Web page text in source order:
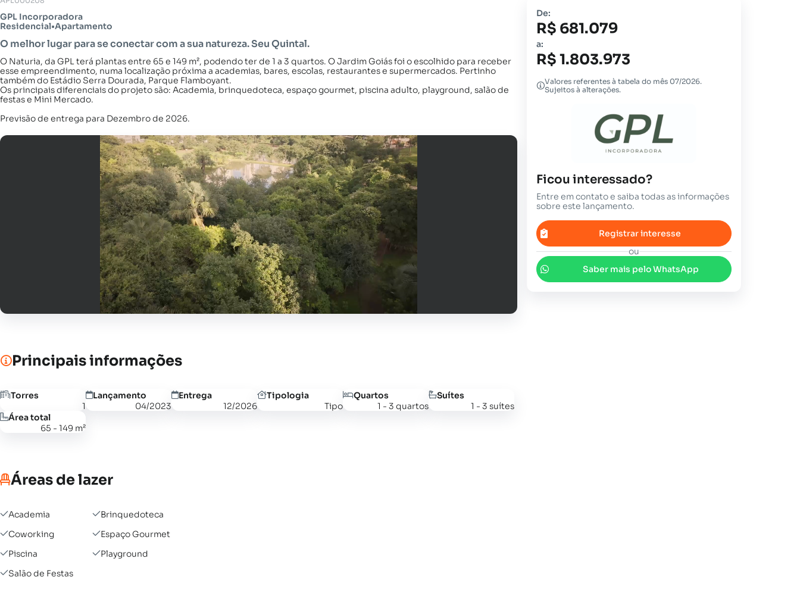
GPL Incorporadora
Residencial•Apartamento
O melhor lugar para se conectar com a sua natureza. Seu Quintal.
O Naturia, da GPL terá plantas entre 65 e 149 m², podendo ter de 1 a 3 quartos. O Jardim Goiás foi o escolhido para receber
esse empreendimento, numa localização próxima a academias, bares, escolas, restaurantes e supermercados. Pertinho
também do Estádio Serra Dourada, Parque Flamboyant.
Os principais diferenciais do projeto são: Academia, brinquedoteca, espaço gourmet, piscina adulto, playground, salão de
festas e Mini Mercado.
Previsão de entrega para Dezembro de 2026.
Principais informações
Torres
1
Lançamento
04/2023
Entrega
12/2026
Tipologia
Tipo
Quartos
1 - 3 quartos
Suítes
1 - 3 suítes
Área total
65 - 149 m²
Áreas de lazer
Academia
Brinquedoteca
Coworking
Espaço Gourmet
Piscina
Playground
Salão de Festas
De:
R$ 681.079
a:
R$ 1.803.973
Valores referentes à tabela do mês 07/2026.
Sujeitos à alterações.
Ficou interessado?
Entre em contato e saiba todas as informações
sobre este lançamento.
Registrar interesse
ou
Saber mais pelo WhatsApp